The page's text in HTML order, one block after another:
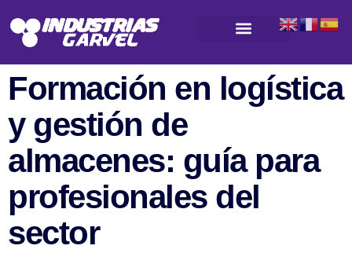
Formación en logística
y gestión de
almacenes: guía para
profesionales del
sector